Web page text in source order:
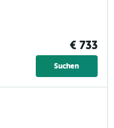
€ 733
Suchen